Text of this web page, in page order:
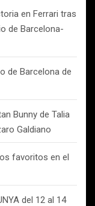
en Ferrari tras
de Barcelona-
de Barcelona de
Bunny de Talia
Galdiano
favoritos en el
del 12 al 14